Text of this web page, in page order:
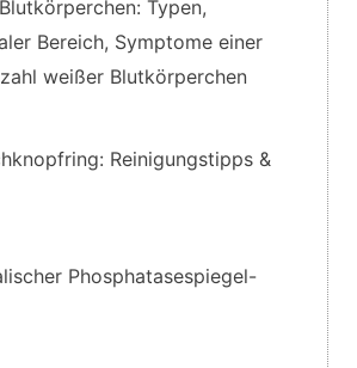
Typen,
Bereich, Symptome einer
weißer Blutkörperchen
Reinigungstipps &
Phosphatasespiegel-